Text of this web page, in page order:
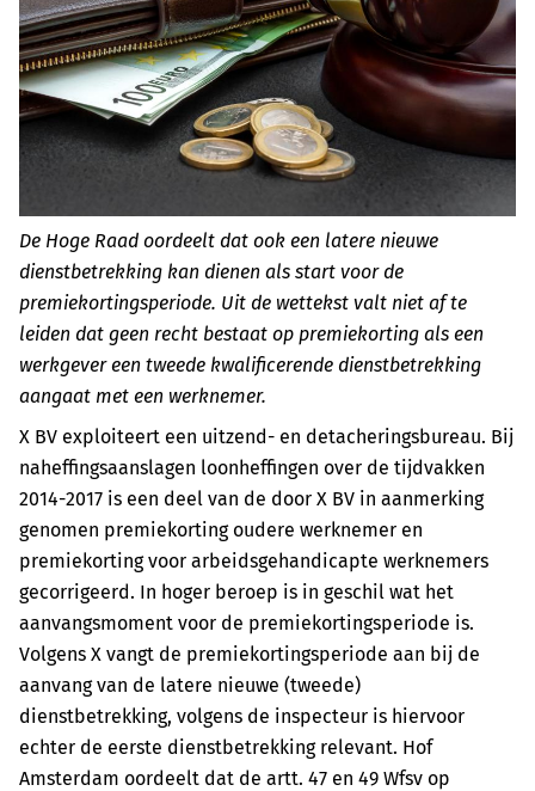
De Hoge Raad oordeelt dat ook een latere nieuwe
dienstbetrekking kan dienen als start voor de
premiekortingsperiode. Uit de wettekst valt niet af te
leiden dat geen recht bestaat op premiekorting als een
werkgever een tweede kwalificerende dienstbetrekking
aangaat met een werknemer.
X BV exploiteert een uitzend- en detacheringsbureau. Bij
naheffingsaanslagen loonheffingen over de tijdvakken
2014-2017 is een deel van de door X BV in aanmerking
genomen premiekorting oudere werknemer en
premiekorting voor arbeidsgehandicapte werknemers
gecorrigeerd. In hoger beroep is in geschil wat het
aanvangsmoment voor de premiekortingsperiode is.
Volgens X vangt de premiekortingsperiode aan bij de
aanvang van de latere nieuwe (tweede)
dienstbetrekking, volgens de inspecteur is hiervoor
echter de eerste dienstbetrekking relevant. Hof
Amsterdam oordeelt dat de artt. 47 en 49 Wfsv op